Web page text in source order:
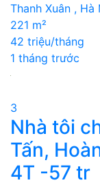
Thanh Xuân , Hà
221 m²
42 triệu/tháng
1 tháng trước
3
Nhà tôi
Tấn,
4T -57 tr